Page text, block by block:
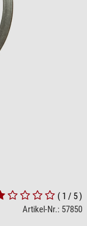
( 1 / 5 )
Artikel-Nr.: 57850